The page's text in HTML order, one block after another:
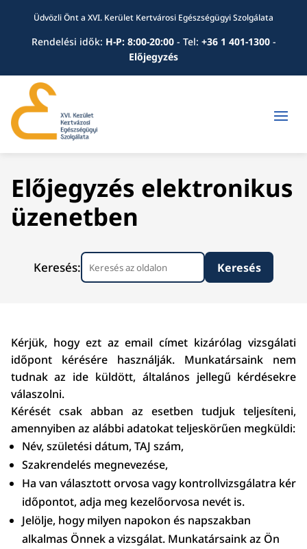
Üdvözli Önt a XVI. Kerület Kertvárosi Egészségügyi Szolgálata
Rendelési idők: H-P: 8:00-20:00 - Tel: +36 1 401-1300-
Előjegyzés
Előjegyzés elektronikus
üzenetben
Keresés:
Kérjük, hogy ezt az email címet kizárólag vizsgálati
időpont kérésére használják. Munkatársaink nem
tudnak az ide küldött, általános jellegű kérdésekre
válaszolni.
Kérését csak abban az esetben tudjuk teljesíteni,
amennyiben az alábbi adatokat teljeskörűen megküldi:
Név, születési dátum, TAJ szám,
Szakrendelés megnevezése,
Ha van választott orvosa vagy kontrollvizsgálatra kér
időpontot, adja meg kezelőorvosa nevét is.
Jelölje, hogy milyen napokon és napszakban
alkalmas Önnek a vizsgálat. Munkatársaink az Ön